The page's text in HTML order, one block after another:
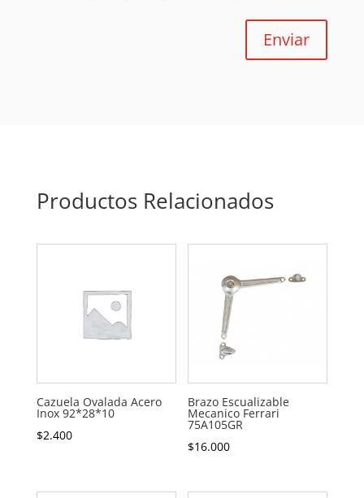
Enviar
Productos Relacionados
Cazuela Ovalada Acero
Inox 92*28*10
$2.400
Brazo Escualizable
Mecanico Ferrari
75A105GR
$16.000